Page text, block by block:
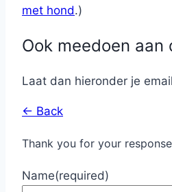
met hond.)
Ook meedoen aan
Laat dan hieronder je
← Back
Thank you for your
Name(required)